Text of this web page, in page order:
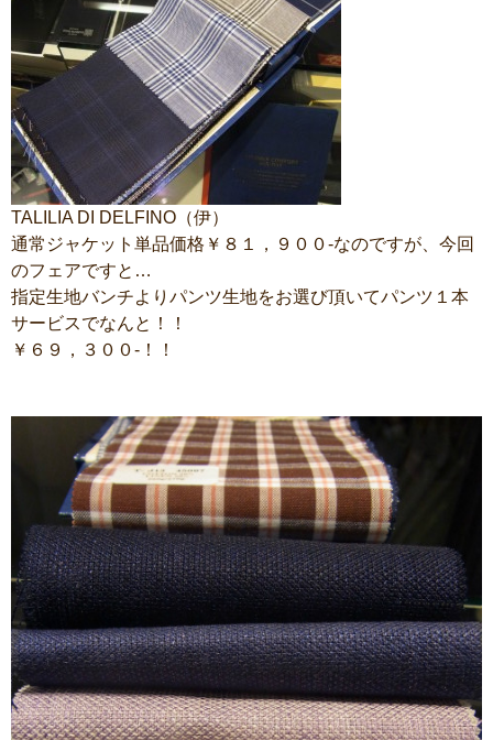
TALILIA DI DELFINO（伊）
通常ジャケット単品価格￥８１，９００-なのですが、今回
のフェアですと…
指定生地バンチよりパンツ生地をお選び頂いてパンツ１本
サービスでなんと！！
￥６９，３００-！！